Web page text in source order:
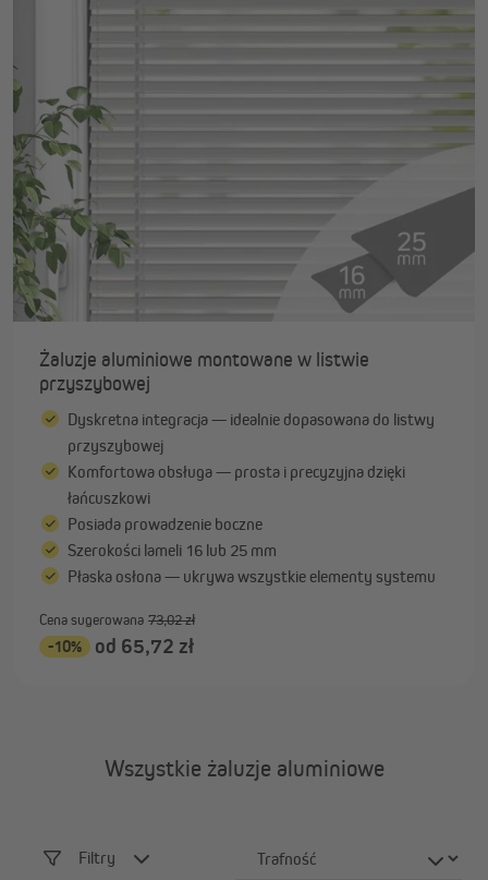
Żaluzje aluminiowe montowane w listwie
przyszybowej
Dyskretna integracja — idealnie dopasowana do listwy
przyszybowej
Komfortowa obsługa — prosta i precyzyjna dzięki
łańcuszkowi
Posiada prowadzenie boczne
Szerokości lameli 16 lub 25 mm
Płaska osłona — ukrywa wszystkie elementy systemu
Cena sugerowana 73,02 zł
-10% od 65,72 zł
Wszystkie żaluzje aluminiowe
Filtry